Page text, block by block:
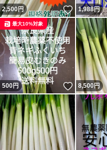
2,500円 いいね！
1,988円
500円 いいね！
最大10%対象
8,500円